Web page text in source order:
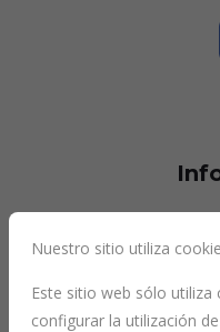
Nuestro sitio utiliza
Este sitio web sólo utiliza
configurar la utilización